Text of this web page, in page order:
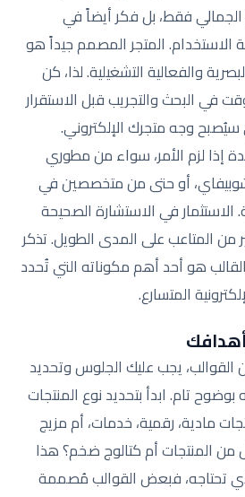
الجمالي فقط، بل فكر أيضاً في
الاستخدام. المتجر المصمم جيداً هو
والفعالية التشغيلية. لذا، كن
في البحث والتجريب قبل الاستقرار
سيُصبح وجه متجرك الإلكتروني.
إذا لزم الأمر، سواء من مطوري
أو حتى من متخصصين في
الاستثمار في الاستشارة الصحيحة
من المتاعب على المدى الطويل. تذكر
هو أحد أهم مكوناته التي تُحدد
المتسارع.
يجب عليك الجلوس وتحديد
تام. ابدأ بتحديد نوع المنتجات
مادية، رقمية، خدمات، أم مزيج
من المنتجات أم كتالوج ضخم؟ هذا
تحتاجه، فبعض القوالب مُصممة